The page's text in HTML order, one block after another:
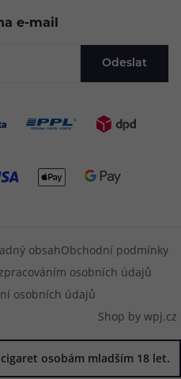
e-mail
Odeslat
obsahObchodní podmínky
osobních údajů
osobních údajů
Shop by wpj.cz
osobám mladším 18 let.